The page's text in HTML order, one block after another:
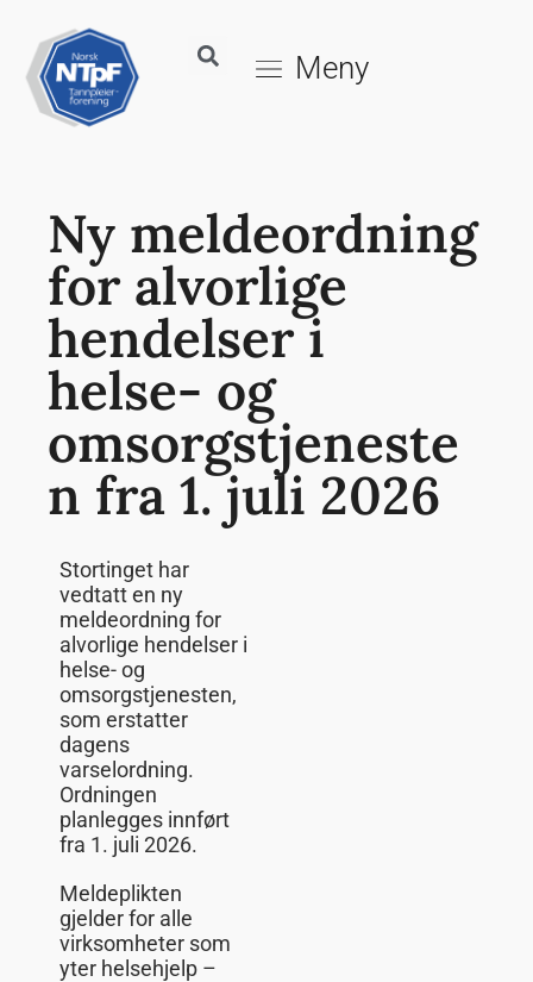
Meny
Ny meldeordning
for alvorlige
hendelser i
helse- og
omsorgstjeneste
n fra 1. juli 2026
Stortinget har
vedtatt en ny
meldeordning for
alvorlige hendelser i
helse- og
omsorgstjenesten,
som erstatter
dagens
varselordning.
Ordningen
planlegges innført
fra 1. juli 2026.
Meldeplikten
gjelder for alle
virksomheter som
yter helsehjelp –